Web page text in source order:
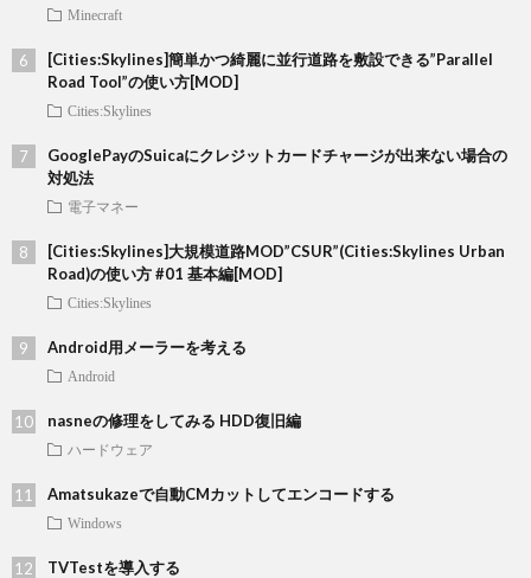
Minecraft
[Cities:Skylines]簡単かつ綺麗に並行道路を敷設できる”Parallel
Road Tool”の使い方[MOD]
Cities:Skylines
GooglePayのSuicaにクレジットカードチャージが出来ない場合の
対処法
電子マネー
[Cities:Skylines]大規模道路MOD”CSUR”(Cities:Skylines Urban
Road)の使い方 #01 基本編[MOD]
Cities:Skylines
Android用メーラーを考える
Android
nasneの修理をしてみる HDD復旧編
ハードウェア
Amatsukazeで自動CMカットしてエンコードする
Windows
TVTestを導入する